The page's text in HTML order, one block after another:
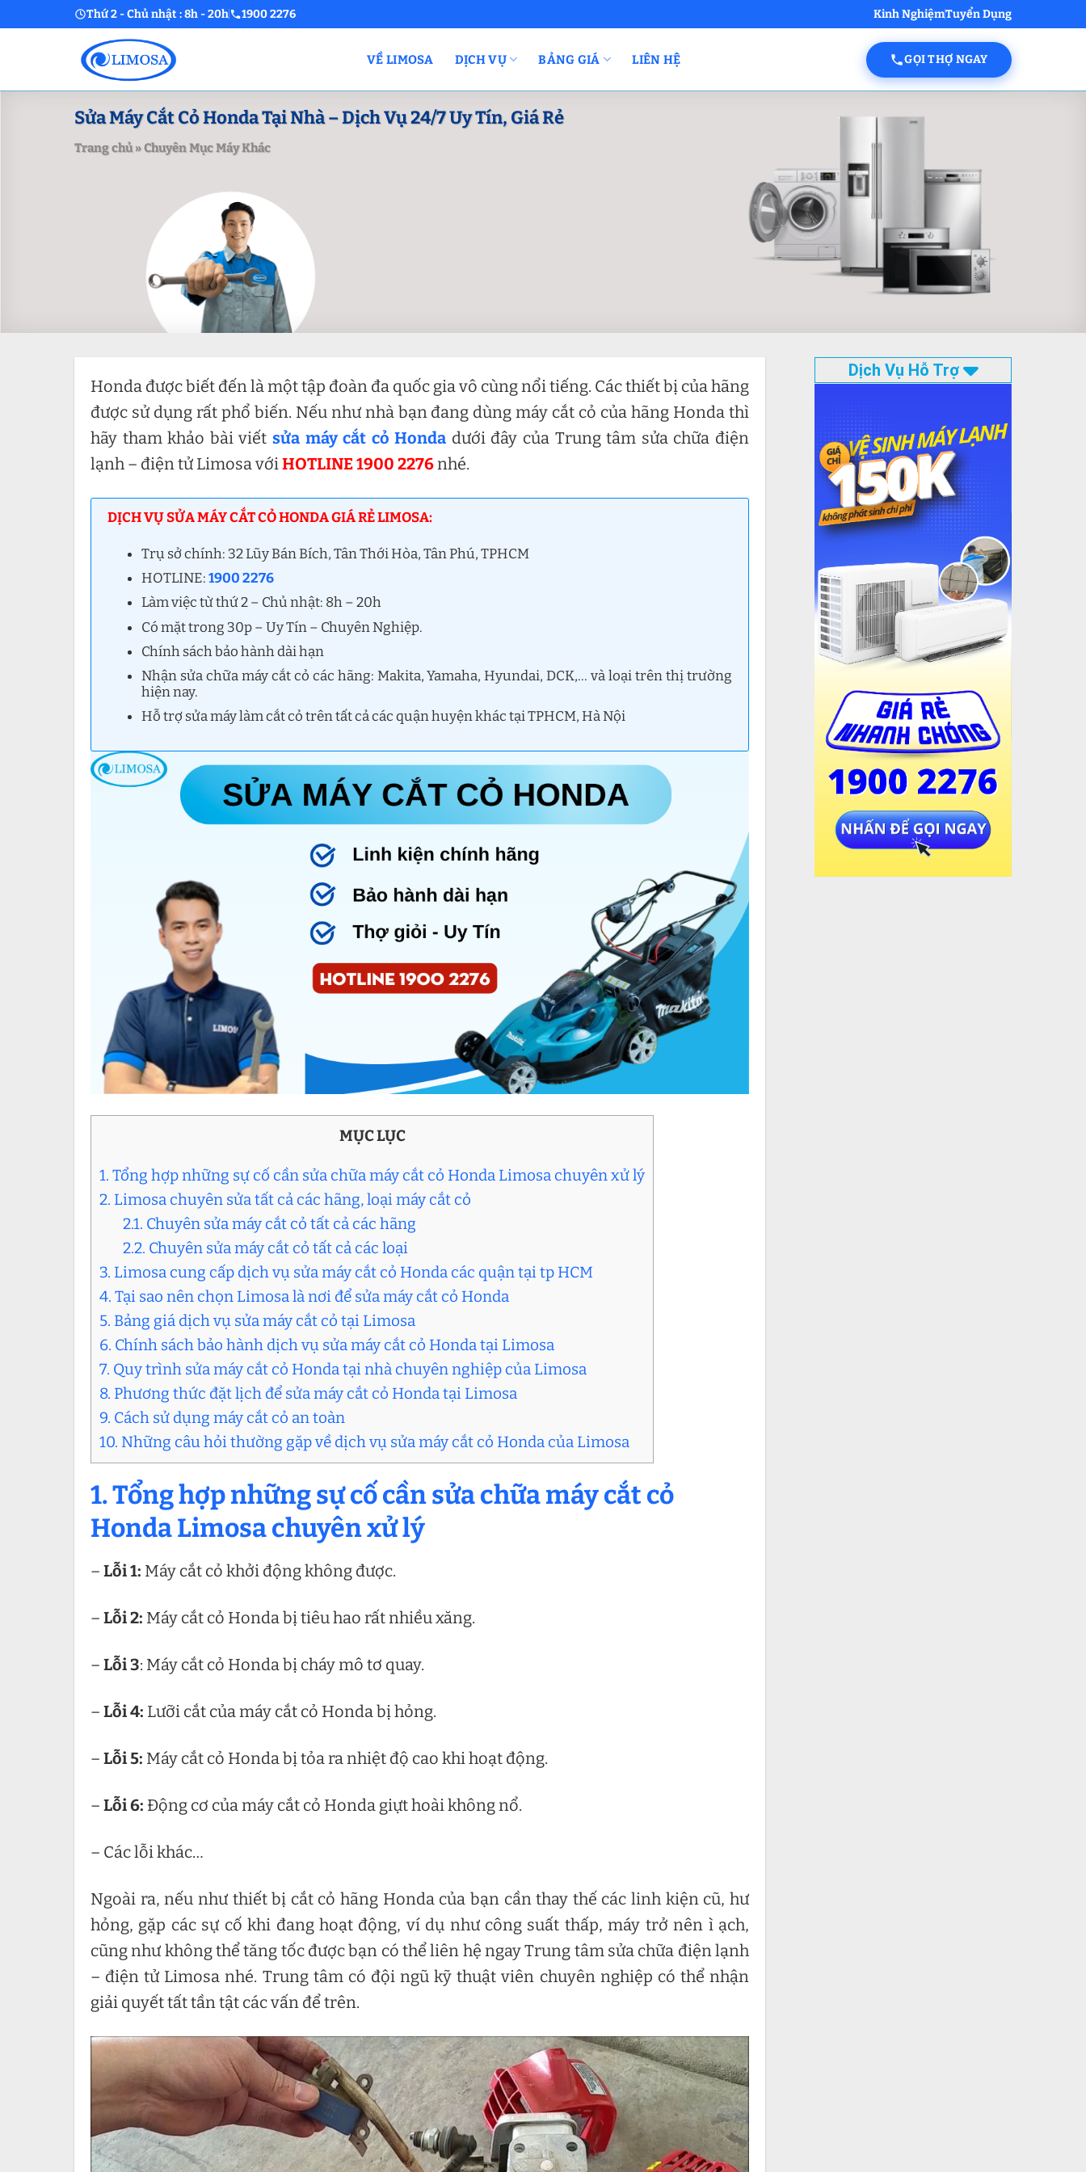
to
Thứ 2 - Chủ nhật : 8h - 20h 1900 2276 Kinh NghiệmTuyển Dụng
VỀ LIMOSA DỊCH VỤ BẢNG GIÁ LIÊN HỆ GỌI THỢ NGAY
Sửa Máy Cắt Cỏ Honda Tại Nhà – Dịch Vụ 24/7 Uy Tín, Giá Rẻ
Trang chủ»Chuyên Mục Máy Khác
Honda được biết đến là một tập đoàn đa quốc gia vô cùng nổi tiếng. Các thiết bị của hãng
được sử dụng rất phổ biến. Nếu như nhà bạn đang dùng máy cắt cỏ của hãng Honda thì
hãy tham khảo bài viết sửa máy cắt cỏ Honda dưới đây của Trung tâm sửa chữa điện
lạnh – điện tử Limosa vớiHOTLINE 1900 2276nhé.
DỊCH VỤ SỬA MÁY CẮT CỎ HONDA GIÁ RẺ LIMOSA:
Trụ sở chính: 32 Lũy Bán Bích, Tân Thới Hòa, Tân Phú, TPHCM
HOTLINE:1900 2276
Làm việc từ thứ 2 – Chủ nhật: 8h – 20h
Có mặt trong 30p – Uy Tín – Chuyên Nghiệp.
Chính sách bảo hành dài hạn
Nhận sửa chữa máy cắt cỏ các hãng: Makita, Yamaha, Hyundai, DCK,… và loại trên thị trường
hiện nay.
Hỗ trợ sửa máy làm cắt cỏ trên tất cả các quận huyện khác tại TPHCM, Hà Nội
MỤC LỤC
1. Tổng hợp những sự cố cần sửa chữa máy cắt cỏ Honda Limosa chuyên xử lý
2. Limosa chuyên sửa tất cả các hãng, loại máy cắt cỏ
2.1. Chuyên sửa máy cắt cỏ tất cả các hãng
2.2. Chuyên sửa máy cắt cỏ tất cả các loại
3. Limosa cung cấp dịch vụ sửa máy cắt cỏ Honda các quận tại tp HCM
4. Tại sao nên chọn Limosa là nơi để sửa máy cắt cỏ Honda
5. Bảng giá dịch vụ sửa máy cắt cỏ tại Limosa
6. Chính sách bảo hành dịch vụ sửa máy cắt cỏ Honda tại Limosa
7. Quy trình sửa máy cắt cỏ Honda tại nhà chuyên nghiệp của Limosa
8. Phương thức đặt lịch để sửa máy cắt cỏ Honda tại Limosa
9. Cách sử dụng máy cắt cỏ an toàn
10. Những câu hỏi thường gặp về dịch vụ sửa máy cắt cỏ Honda của Limosa
1. Tổng hợp những sự cố cần sửa chữa máy cắt cỏ
Honda Limosa chuyên xử lý
– Lỗi 1: Máy cắt cỏ khởi động không được.
– Lỗi 2: Máy cắt cỏ Honda bị tiêu hao rất nhiều xăng.
– Lỗi 3: Máy cắt cỏ Honda bị cháy mô tơ quay.
– Lỗi 4: Lưỡi cắt của máy cắt cỏ Honda bị hỏng.
– Lỗi 5: Máy cắt cỏ Honda bị tỏa ra nhiệt độ cao khi hoạt động.
– Lỗi 6: Động cơ của máy cắt cỏ Honda giựt hoài không nổ.
– Các lỗi khác…
Ngoài ra, nếu như thiết bị cắt cỏ hãng Honda của bạn cần thay thế các linh kiện cũ, hư
hỏng, gặp các sự cố khi đang hoạt động, ví dụ như công suất thấp, máy trở nên ì ạch,
cũng như không thể tăng tốc được bạn có thể liên hệ ngay Trung tâm sửa chữa điện lạnh
– điện tử Limosa nhé. Trung tâm có đội ngũ kỹ thuật viên chuyên nghiệp có thể nhận
giải quyết tất tần tật các vấn để trên.
Dịch Vụ Hỗ Trợ